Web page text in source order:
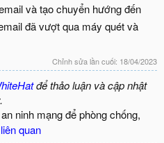
và tạo chuyển hướng đến
đã vượt qua máy quét và
Chỉnh sửa lần cuối: 18/04/2023
để thảo luận và cập nhật
ninh mạng để phòng chống,
quan